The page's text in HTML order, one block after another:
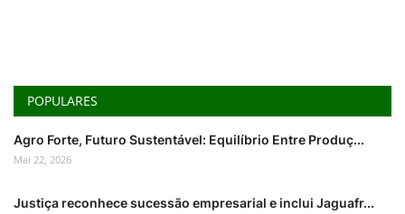
POPULARES
Agro Forte, Futuro Sustentável: Equilíbrio Entre Produç...
Mai 22, 2026
Justiça reconhece sucessão empresarial e inclui Jaguafr...